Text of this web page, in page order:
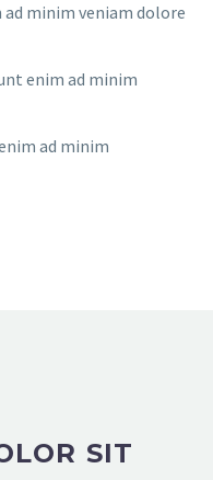
minim veniam dolore
enim ad minim
ad minim
SIT